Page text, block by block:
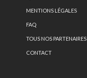
MENTIONS LÉGALES
FAQ
TOUS NOS PARTENAIRES
CONTACT